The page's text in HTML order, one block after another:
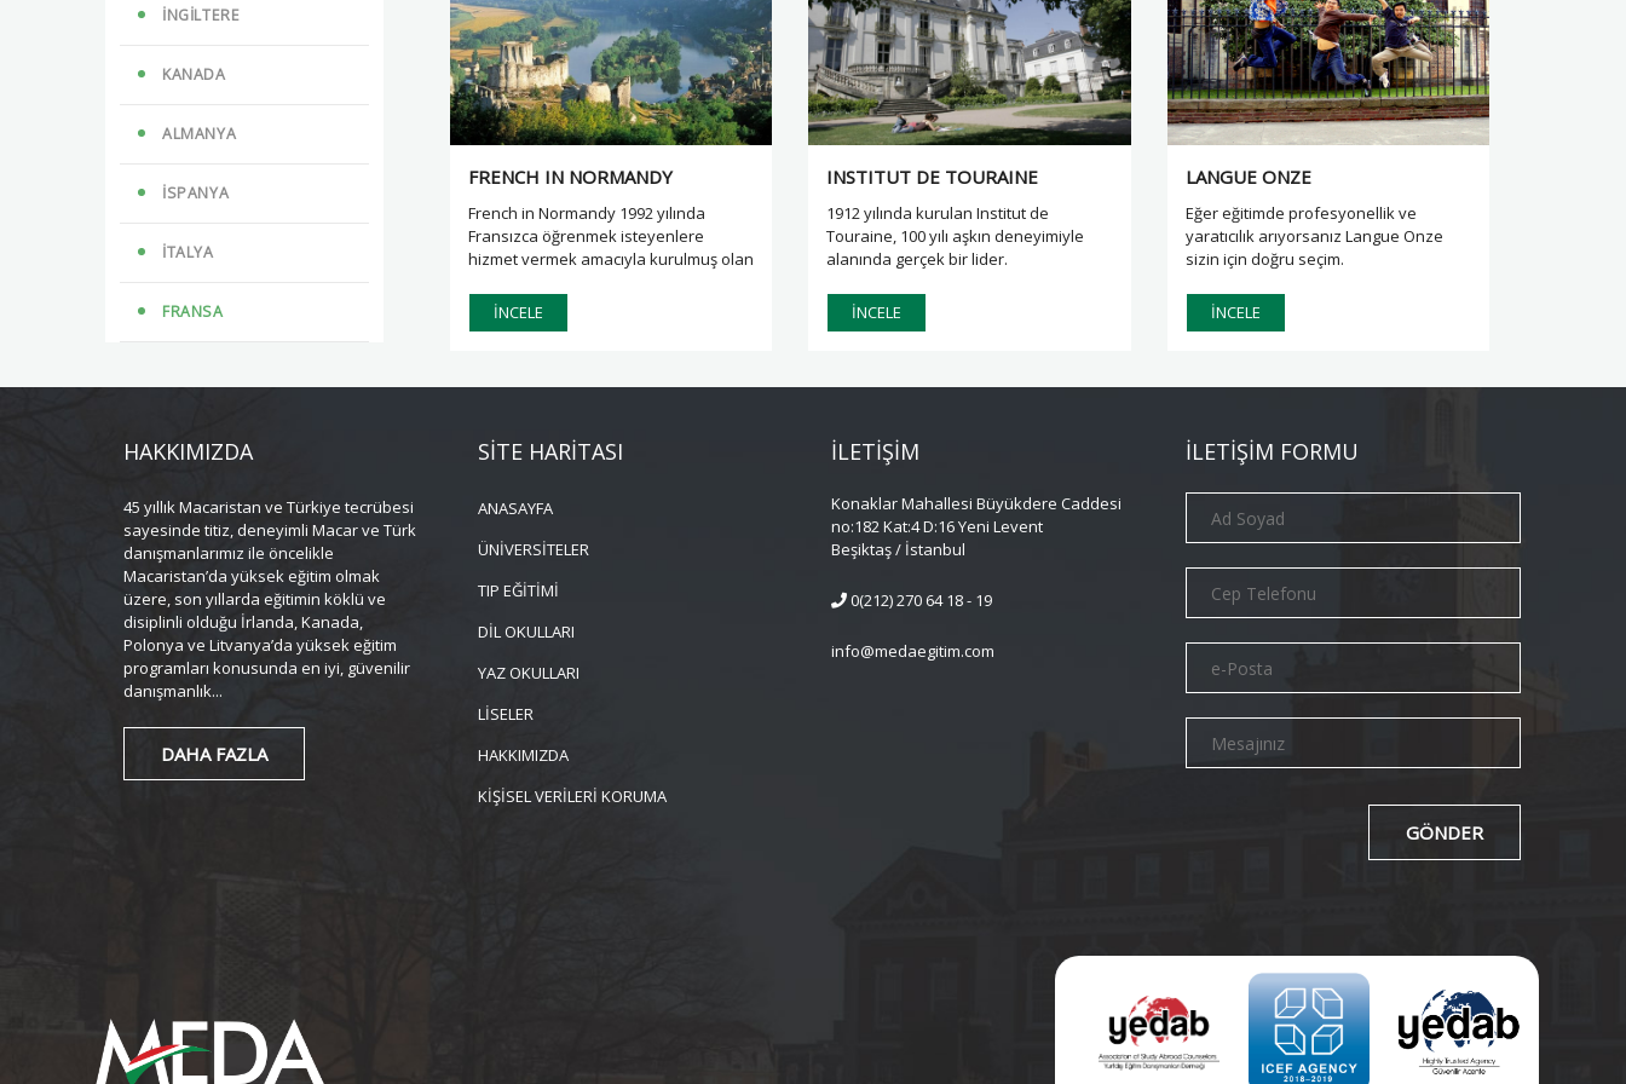
İSPANYA İTALYA FRANSA
İSPANYA FRANSA İTALYA AMERİKA
İNGİLTERE
KANADA
ALMANYA
İSPANYA
İTALYA
FRANSA
FRENCH IN NORMANDY
French in Normandy 1992 yılında
Fransızca öğrenmek isteyenlere
hizmet vermek amacıyla kurulmuş olan
İNCELE
INSTITUT DE TOURAINE
1912 yılında kurulan Institut de
Touraine, 100 yılı aşkın deneyimiyle
alanında gerçek bir lider.
İNCELE
LANGUE ONZE
Eğer eğitimde profesyonellik ve
yaratıcılık arıyorsanız Langue Onze
sizin için doğru seçim.
İNCELE
HAKKIMIZDA
45 yıllık Macaristan ve Türkiye tecrübesi
sayesinde titiz, deneyimli Macar ve Türk
danışmanlarımız ile öncelikle
Macaristan’da yüksek eğitim olmak
üzere, son yıllarda eğitimin köklü ve
disiplinli olduğu İrlanda, Kanada,
Polonya ve Litvanya’da yüksek eğitim
programları konusunda en iyi, güvenilir
danışmanlık...
DAHA FAZLA
SİTE HARİTASI
ANASAYFA
ÜNİVERSİTELER
TIP EĞİTİMİ
DİL OKULLARI
YAZ OKULLARI
LİSELER
HAKKIMIZDA
KİŞİSEL VERİLERİ KORUMA
İLETİŞİM
Konaklar Mahallesi Büyükdere Caddesi
no:182 Kat:4 D:16 Yeni Levent
Beşiktaş / İstanbul
0(212) 270 64 18 - 19
info@medaegitim.com
İLETİŞİM FORMU
GÖNDER